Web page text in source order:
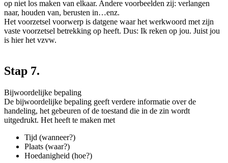
op niet los maken van elkaar. Andere voorbeelden zij: verlangen
naar, houden van, berusten in…enz.
Het voorzetsel voorwerp is datgene waar het werkwoord met zijn
vaste voorzetsel betrekking op heeft. Dus: Ik reken op jou. Juist jou
is hier het vzvw.
Stap 7.
Bijwoordelijke bepaling
De bijwoordelijke bepaling geeft verdere informatie over de
handeling, het gebeuren of de toestand die in de zin wordt
uitgedrukt. Het heeft te maken met
Tijd (wanneer?)
Plaats (waar?)
Hoedanigheid (hoe?)